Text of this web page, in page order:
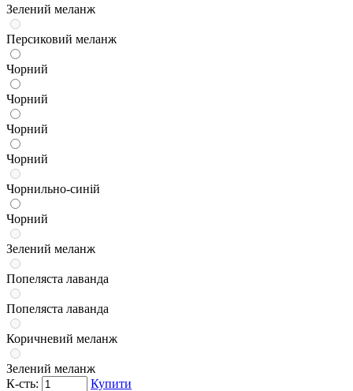
Зелений меланж
Персиковий меланж
Чорний
Чорний
Чорний
Чорний
Чорнильно-синій
Чорний
Зелений меланж
Попеляста лаванда
Попеляста лаванда
Коричневий меланж
Зелений меланж
К-сть:
Купити